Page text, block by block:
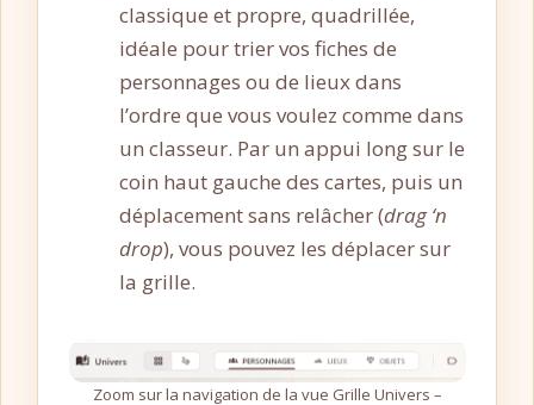
classique et propre, quadrillée,
idéale pour trier vos fiches de
personnages ou de lieux dans
l’ordre que vous voulez comme dans
un classeur. Par un appui long sur le
coin haut gauche des cartes, puis un
déplacement sans relâcher (drag ‘n
drop), vous pouvez les déplacer sur
la grille.
Zoom sur la navigation de la vue Grille Univers –